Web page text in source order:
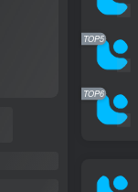
TOP5
TOP6